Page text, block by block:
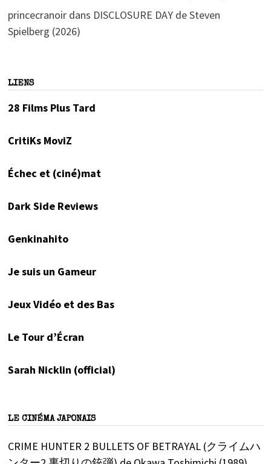
princecranoirdans DISCLOSURE DAY de Steven
Spielberg (2026)
LIENS
28 Films Plus Tard
CritiKs MoviZ
Échec et (ciné)mat
Dark Side Reviews
Genkinahito
Je suis un Gameur
Jeux Vidéo et des Bas
Le Tour d’Écran
Sarah Nicklin (official)
LE CINÉMA JAPONAIS
CRIME HUNTER 2 BULLETS OF BETRAYAL (クライムハ